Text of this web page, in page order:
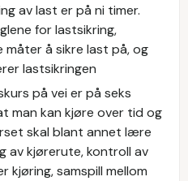
av last er på ni timer.
for lastsikring,
måter å sikre last på, og
lastsikringen
på vei er på seks
man kan kjøre over tid og
skal blant annet lære
av kjørerute, kontroll av
samspill mellom